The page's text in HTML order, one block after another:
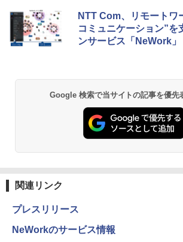
NTT Com、リモートワ
コミュニケーション”を
ンサービス「NeWork」
Google 検索で当サイトの記事を優先
関連リンク
プレスリリース
NeWorkのサービス情報